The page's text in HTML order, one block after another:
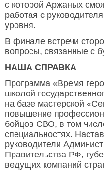
с которой Аржаных
работая с
уровня.
В финале встречи
вопросы, связанные с
НАША СПРАВКА
Программа «Время
школой
на базе мастерской
повышение
бойцов СВО, в том
специальностях.
руководители
Правительства РФ,
ведущих компаний